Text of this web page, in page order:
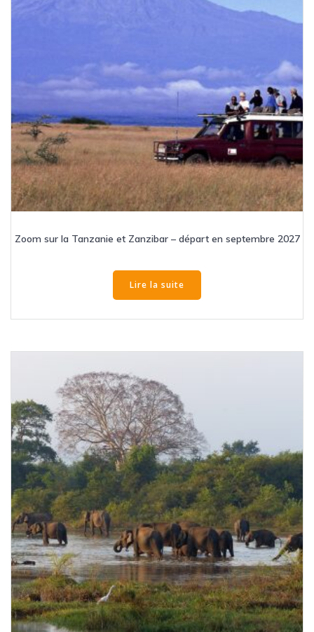
Zoom sur la Tanzanie et Zanzibar – départ en septembre 2027
Lire la suite